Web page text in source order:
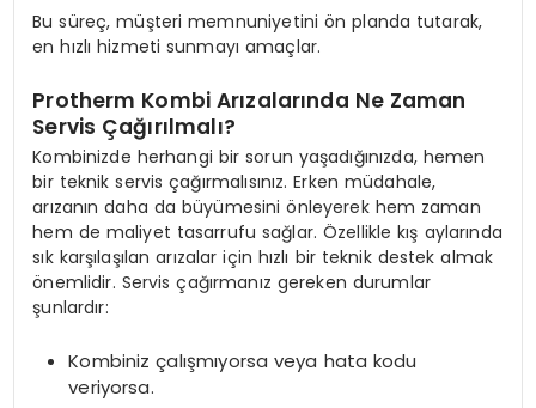
Bu süreç, müşteri memnuniyetini ön planda tutarak,
en hızlı hizmeti sunmayı amaçlar.
Protherm Kombi Arızalarında Ne Zaman
Servis Çağırılmalı?
Kombinizde herhangi bir sorun yaşadığınızda, hemen
bir teknik servis çağırmalısınız. Erken müdahale,
arızanın daha da büyümesini önleyerek hem zaman
hem de maliyet tasarrufu sağlar. Özellikle kış aylarında
sık karşılaşılan arızalar için hızlı bir teknik destek almak
önemlidir. Servis çağırmanız gereken durumlar
şunlardır:
Kombiniz çalışmıyorsa veya hata kodu
veriyorsa.